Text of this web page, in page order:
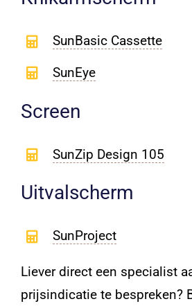
SunBasic Cassette
SunEye
Screen
SunZip Design 105
Uitvalscherm
SunProject
Liever direct een specialist
prijsindicatie te bespreken?